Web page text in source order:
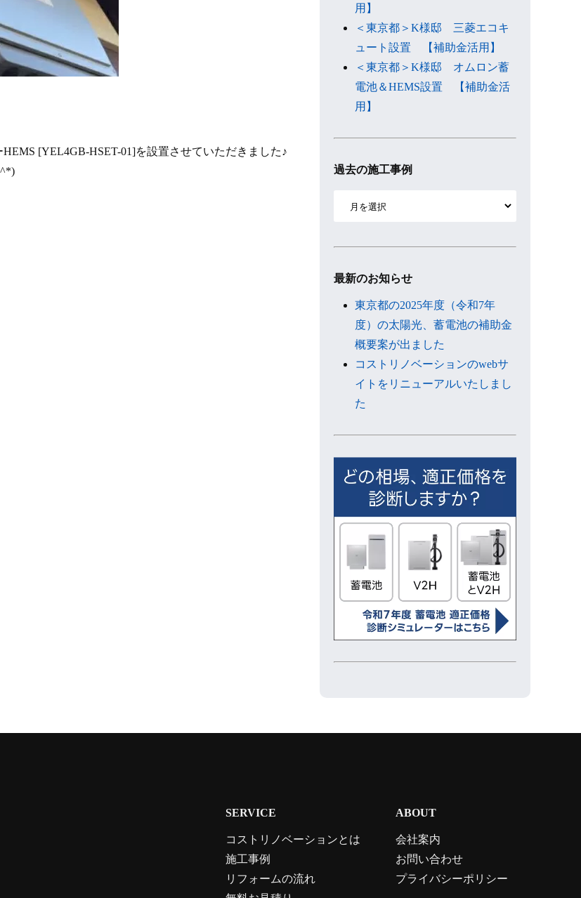
[YEL4GB-HSET-01]を設置させていただきました♪
用】
＜東京都＞K様邸 三菱エコキ
ュート設置 【補助金活用】
＜東京都＞K様邸 オムロン蓄
電池＆HEMS設置 【補助金活
用】
過去の施工事例
ブ
最新のお知らせ
東京都の2025年度（令和7年
度）の太陽光、蓄電池の補助金
概要案が出ました
コストリノベーションのwebサ
イトをリニューアルいたしまし
た
SERVICE
コストリノベーションとは
施工事例
リフォームの流れ
ABOUT
会社案内
お問い合わせ
プライバシーポリシー